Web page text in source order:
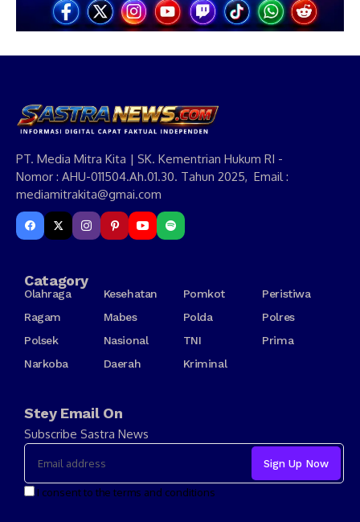
PT. Media Mitra Kita | SK. Kementrian Hukum RI -
Nomor : AHU-011504.Ah.01.30. Tahun 2025, Email :
mediamitrakita@gmai.com
Catagory
Olahraga Kesehatan Pomkot
Peristiwa
Ragam
Mabes Polda
Polres
Polsek
Nasional TNI
Prima
Narkoba
Daerah Kriminal
Stey Email On
Subscribe Sastra News
I consent to the terms and conditions